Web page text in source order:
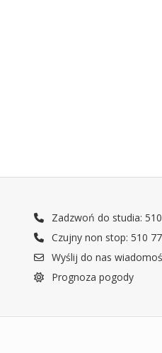
Zadzwoń do studia:
Czujny non stop: 510
Wyślij do nas
Prognoza pogody